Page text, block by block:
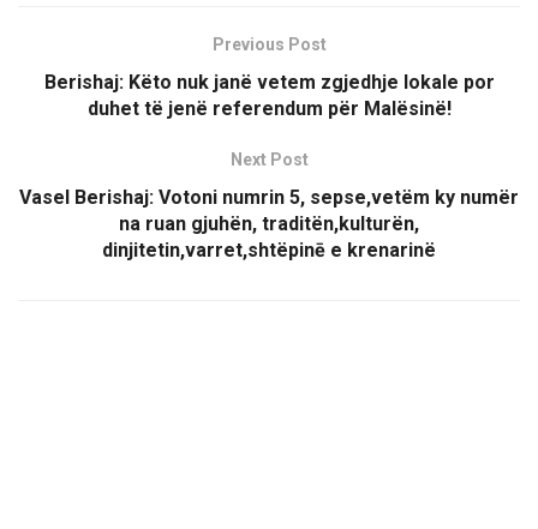
Previous Post
Berishaj: Këto nuk janë vetem zgjedhje lokale por
duhet të jenë referendum për Malësinë!
Next Post
Vasel Berishaj: Votoni numrin 5, sepse,vetëm ky numër
na ruan gjuhën, traditën,kulturën,
dinjitetin,varret,shtëpinē e krenarinë